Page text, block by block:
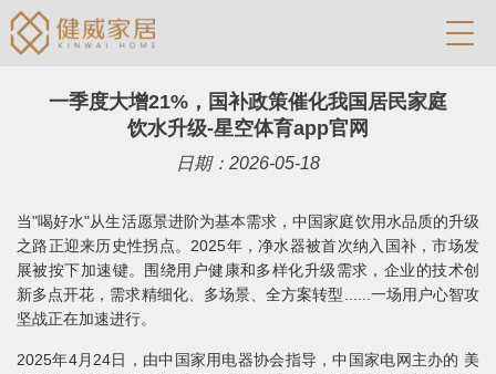
一季度大增21%，国补政策催化我国居民家庭
饮水升级-星空体育app官网
日期：2026-05-18
当"喝好水"从生活愿景进阶为基本需求，中国家庭饮用水品质的升级
之路正迎来历史性拐点。2025年，净水器被首次纳入国补，市场发
展被按下加速键。围绕用户健康和多样化升级需求，企业的技术创
新多点开花，需求精细化、多场景、全方案转型......一场用户心智攻
坚战正在加速进行。
2025年4月24日，由中国家用电器协会指导，中国家电网主办的 美